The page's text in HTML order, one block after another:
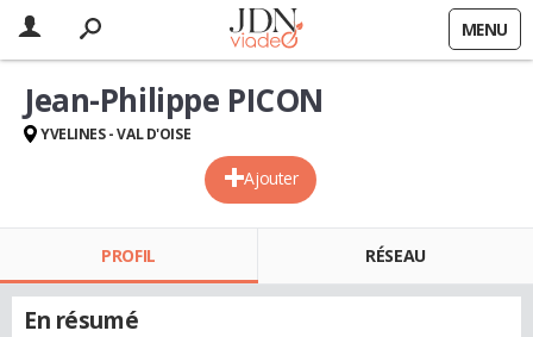
MENU
Ajouter
Jean-Philippe PICON
YVELINES - VAL D'OISE
PROFIL RÉSEAU
En résumé